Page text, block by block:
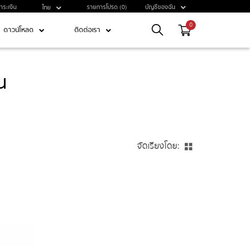
บัญชีของฉัน
รายการโปรด (0)
ไทย
ระเงิน
ดาวน์โหลด ติดต่อเรา 0
จัดเรียงโดย: